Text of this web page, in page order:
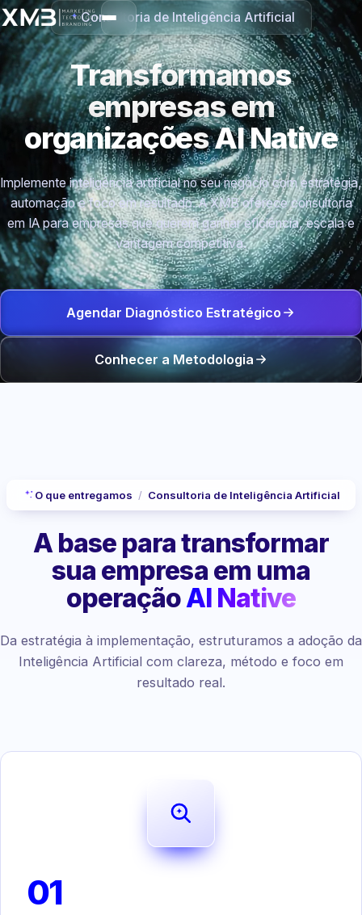
Consultoria de Inteligência Artificial
Transformamos
empresas em
organizaçõesAI Native
Implemente inteligência artificial no seu negócio com estratégia,
automação e foco em resultado. A XMB oferece consultoria
em IA para empresas que querem ganhar eficiência, escala e
vantagem competitiva.
Agendar Diagnóstico Estratégico
Conhecer a Metodologia
O que entregamos / Consultoria de Inteligência Artificial
A base para transformar
sua empresa em uma
operaçãoAI Native
Da estratégia à implementação, estruturamos a adoção da
Inteligência Artificial com clareza, método e foco em
resultado real.
01